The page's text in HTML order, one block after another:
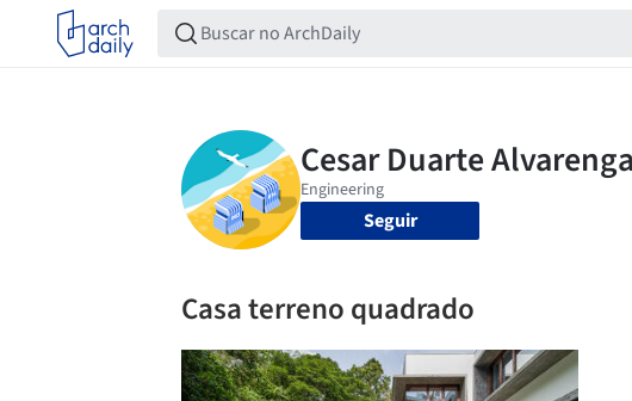
Seguir
Casa terreno quadrado